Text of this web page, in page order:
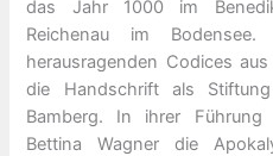
das Jahr 1000 im
Reichenau im
herausragenden Codices
die Handschrift als
Bamberg. In ihrer Führung
Bettina Wagner die